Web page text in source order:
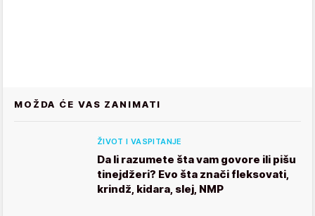
MOŽDA ĆE VAS ZANIMATI
ŽIVOT I VASPITANJE
Da li razumete šta vam govore ili pišu
tinejdžeri? Evo šta znači fleksovati,
krindž, kidara, slej, NMP